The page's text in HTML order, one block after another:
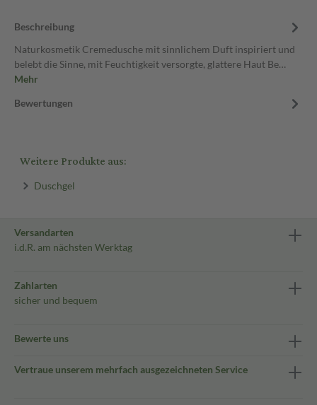
Beschreibung
Naturkosmetik Cremedusche mit sinnlichem Duft inspiriert und
belebt die Sinne, mit Feuchtigkeit versorgte, glattere Haut Be…
Mehr
Bewertungen
Weitere Produkte aus:
Duschgel
Versandarten
i.d.R. am nächsten Werktag
Zahlarten
sicher und bequem
Bewerte uns
Vertraue unserem mehrfach ausgezeichneten Service